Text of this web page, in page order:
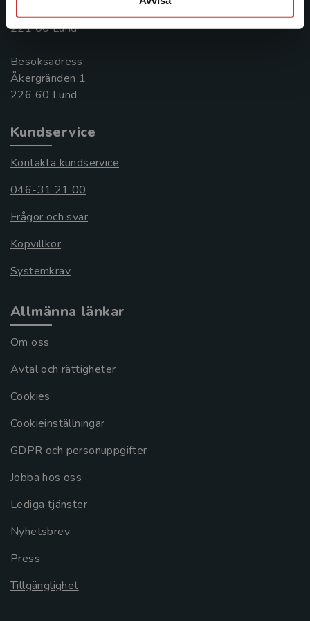
Box 141
221 00 Lund
Besöksadress:
Åkergränden 1
Kundservice
Kontakta kundservice
046-31 21 00
Frågor och svar
Köpvillkor
Systemkrav
Allmänna länkar
Om oss
Avtal och rättigheter
Cookies
Cookieinställningar
GDPR och personuppgifter
Jobba hos oss
Lediga tjänster
Nyhetsbrev
Press
Tillgänglighet